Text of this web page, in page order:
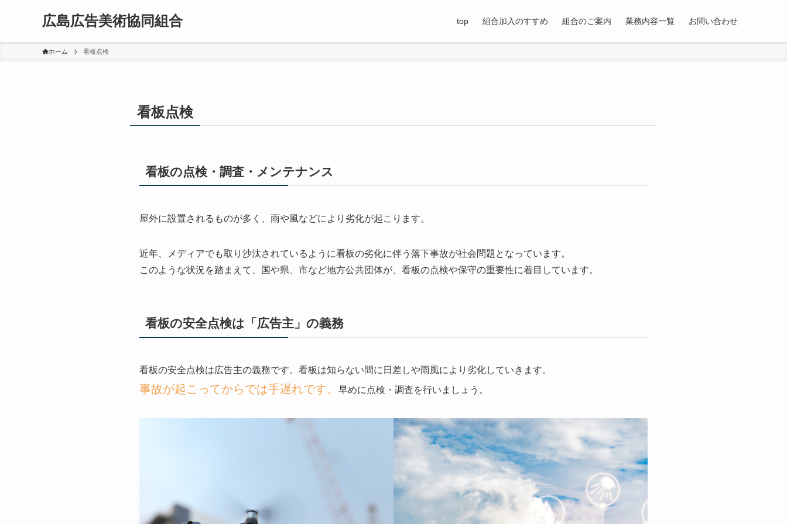
広島広告美術協同組合 top 組合加入のすすめ 組合のご案内 業務内容一覧 お問い合わせ
ホーム 看板点検
看板点検
看板の点検・調査・メンテナンス
屋外に設置されるものが多く、雨や風などにより劣化が起こります。
近年、メディアでも取り沙汰されているように看板の劣化に伴う落下事故が社会問題となっています。
このような状況を踏まえて、国や県、市など地方公共団体が、看板の点検や保守の重要性に着目しています。
看板の安全点検は「広告主」の義務
看板の安全点検は広告主の義務です。看板は知らない間に日差しや雨風により劣化していきます。
事故が起こってからでは手遅れです。 早めに点検・調査を行いましょう。